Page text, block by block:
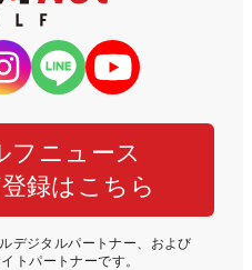
フニュース
録はこちら
デジタルパートナー、および
トパートナーです。